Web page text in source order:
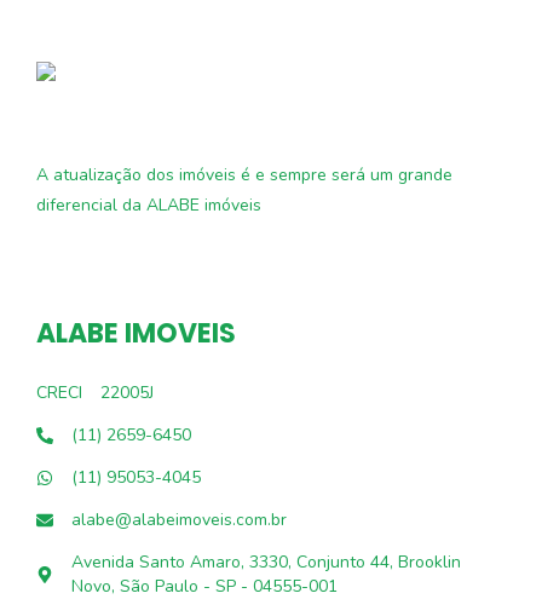
A atualização dos imóveis é e sempre será um grande
diferencial da ALABE imóveis
ALABE IMOVEIS
CRECI
22005J
(11) 2659-6450
(11) 95053-4045
alabe@alabeimoveis.com.br
Avenida Santo Amaro, 3330, Conjunto 44, Brooklin
Novo, São Paulo - SP - 04555-001